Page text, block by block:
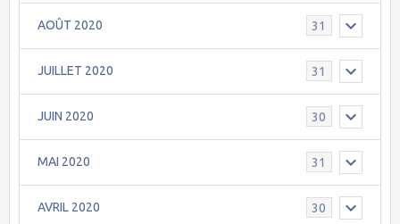
AOÛT 2020 31
JUILLET 2020 31
JUIN 2020 30
MAI 2020 31
AVRIL 2020 30